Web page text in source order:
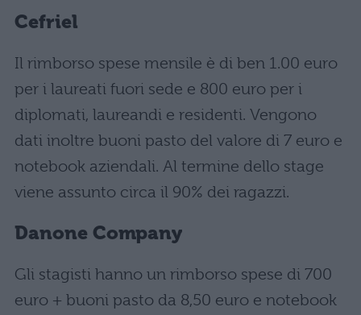
Cefriel
Il rimborso spese mensile è di ben 1.00 euro
per i laureati fuori sede e 800 euro per i
diplomati, laureandi e residenti. Vengono
dati inoltre buoni pasto del valore di 7 euro e
notebook aziendali. Al termine dello stage
viene assunto circa il 90% dei ragazzi.
Danone Company
Gli stagisti hanno un rimborso spese di 700
euro + buoni pasto da 8,50 euro e notebook